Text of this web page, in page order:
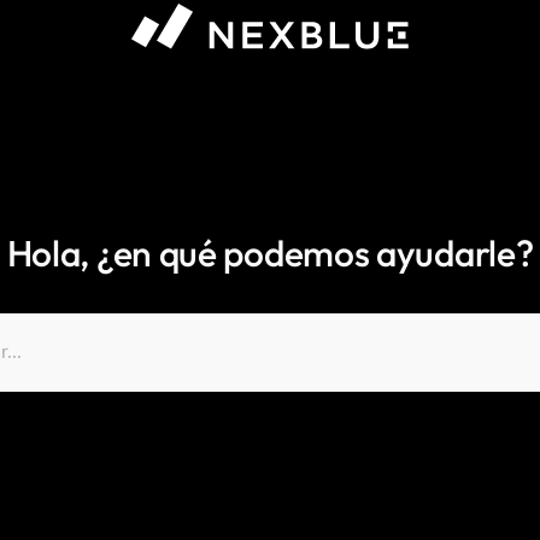
Hola, ¿en qué podemos ayudarle?